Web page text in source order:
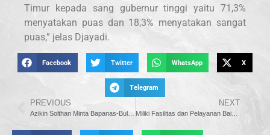
Timur kepada sang gubernur tinggi yaitu 71,3%
menyatakan puas dan 18,3% menyatakan sangat
puas,” jelas Djayadi.
Facebook Twitter WhatsApp X
Telegram
PREVIOUS NEXT
Miliki Fasilitas dan Pelayanan Baik, Novita Wijayanti: RSUD Ciawi Bisa Jadi Rujukan Peserta Jamkestama